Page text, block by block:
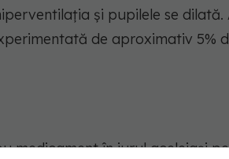
și pupilele se dilată.
de aproximativ 5%
medicament în jurul aceleiași